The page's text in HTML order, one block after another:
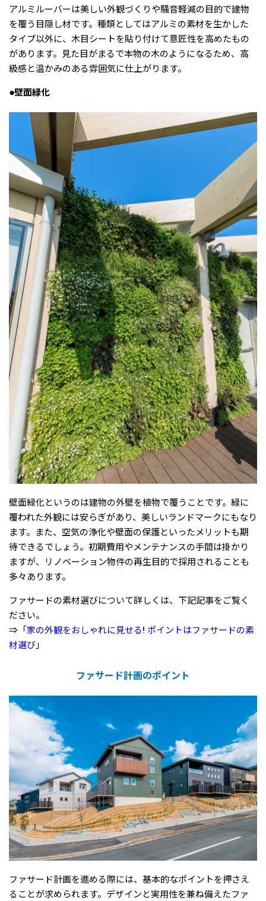
アルミルーバーは美しい外観づくりや騒音軽減の目的で建物
を覆う目隠し材です。種類としてはアルミの素材を生かした
タイプ以外に、木目シートを貼り付けて意匠性を高めたもの
があります。見た目がまるで本物の木のようになるため、高
級感と温かみのある雰囲気に仕上がります。
●壁面緑化
壁面緑化というのは建物の外壁を植物で覆うことです。緑に
覆われた外観には安らぎがあり、美しいランドマークにもなり
ます。また、空気の浄化や壁面の保護といったメリットも期
待できるでしょう。初期費用やメンテナンスの手間は掛かり
ますが、リノベーション物件の再生目的で採用されることも
多々あります。
ファサードの素材選びについて詳しくは、下記記事をご覧く
ださい。
⇒「 家の外観をおしゃれに見せる! ポイントはファサードの素
材選び 」
ファサード計画のポイント
ファサード計画を進める際には、基本的なポイントを押さえ
ることが求められます。デザインと実用性を兼ね備えたファ